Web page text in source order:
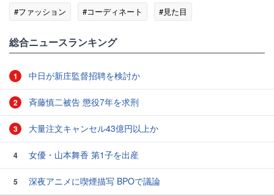
#ファッション
#コーディネート #見た目
総合ニュースランキング
1 中日が新庄監督招聘を検討か
2 斉藤慎二被告 懲役7年を求刑
3 大量注文キャンセル43億円以上か
4 女優・山本舞香 第1子を出産
5
深夜アニメに喫煙描写 BPOで議論